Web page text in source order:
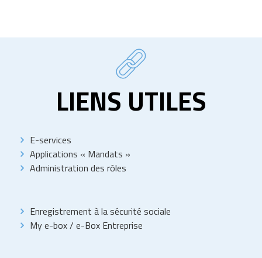
LIENS UTILES
E-services
Applications « Mandats »
Administration des rôles
Enregistrement à la sécurité sociale
My e-box/ e-Box Entreprise